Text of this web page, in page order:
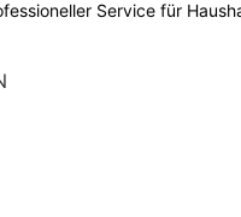
Service für